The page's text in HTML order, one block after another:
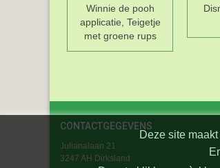
Winnie de pooh
applicatie, Teigetje
met groene rups
CONTACTGEGEVENS
Julianalaan 21
3247 AH Dirksland
Deze site